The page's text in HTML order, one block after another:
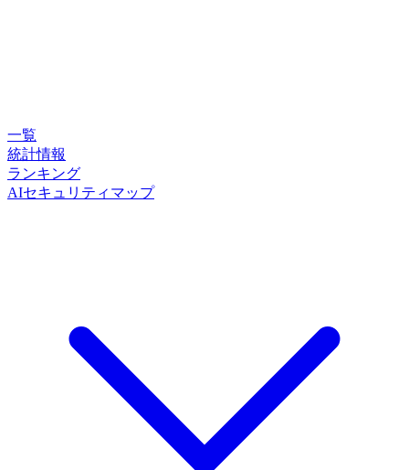
一覧
統計情報
ランキング
AIセキュリティマップ